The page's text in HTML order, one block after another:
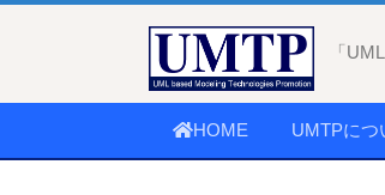
「
HOME UMTPにつ